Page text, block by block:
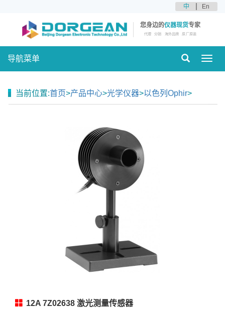
中 En
您身边的仪器现货专家
代理 分销 海外品牌 原厂原装
导航菜单
当前位置:首页>产品中心>光学仪器>以色列Ophir>
12A 7Z02638 激光测量传感器